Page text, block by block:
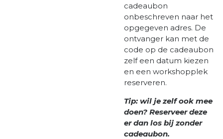
cadeaubon
onbeschreven naar het
opgegeven adres. De
ontvanger kan met de
code op de cadeaubon
zelf een datum kiezen
en een workshopplek
reserveren.
Tip: wil je zelf ook mee
doen? Reserveer deze
er dan los bij zonder
cadeaubon.